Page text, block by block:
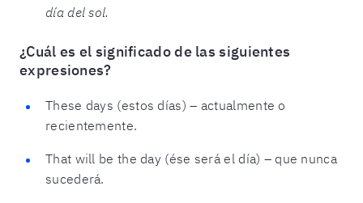
día del sol.
¿Cuál es el significado de las siguientes
expresiones?
These days (estos días) – actualmente o
recientemente.
That will be the day (ése será el día) – que nunca
sucederá.